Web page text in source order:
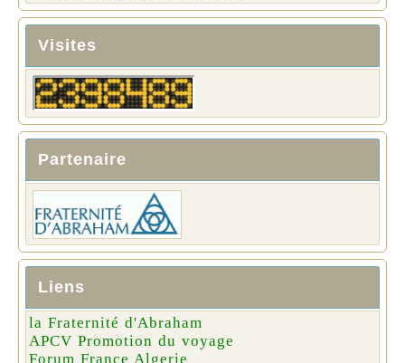
Visites
Partenaire
Liens
la Fraternité d'Abraham
APCV Promotion du voyage
Forum France Algerie